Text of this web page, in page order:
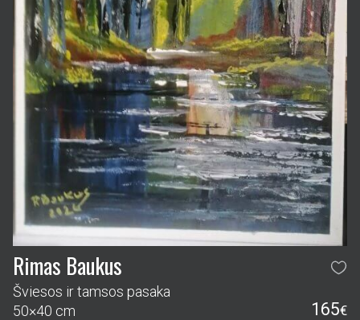
Rimas Baukus
Šviesos ir tamsos pasaka
50×40 cm
165€